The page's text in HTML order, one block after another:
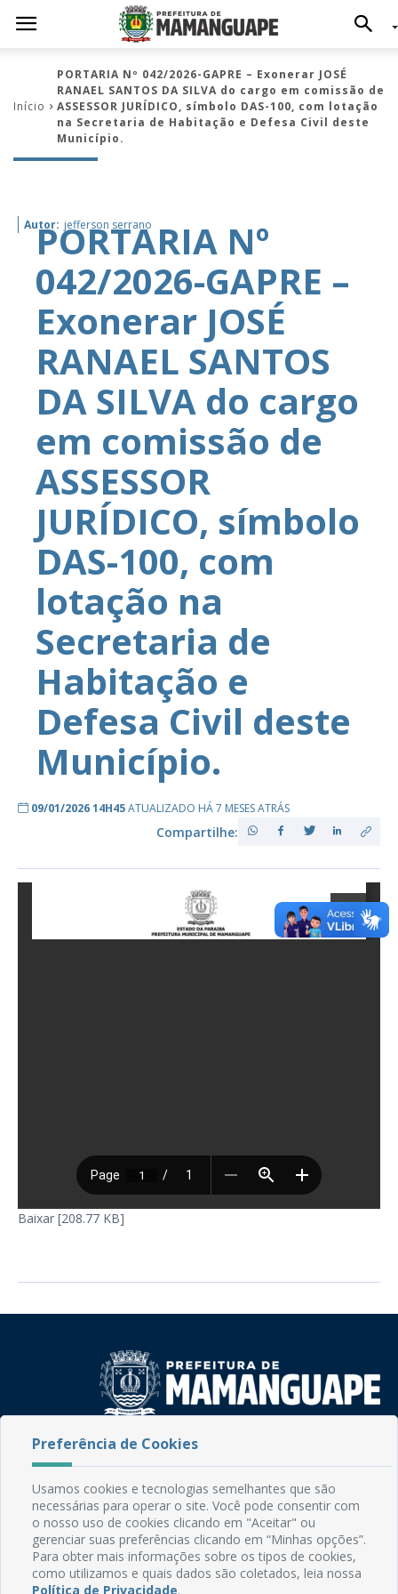
Início
PORTARIA Nº 042/2026-GAPRE – Exonerar JOSÉ
RANAEL SANTOS DA SILVA do cargo em comissão de
ASSESSOR JURÍDICO, símbolo DAS-100, com lotação
na Secretaria de Habitação e Defesa Civil deste
Município.
Autor: jefferson serrano
PORTARIA Nº
042/2026-GAPRE –
Exonerar JOSÉ
RANAEL SANTOS
DA SILVA do cargo
em comissão de
ASSESSOR
JURÍDICO, símbolo
DAS-100, com
lotação na
Secretaria de
Habitação e
Defesa Civil deste
Município.
09/01/2026 14H45ATUALIZADO HÁ 7 MESES ATRÁS
Compartilhe:
Baixar [208.77 KB]
Rua do Imperador, 78, Centro
CEP: 58.280-000 - Mamanguape/PB
Fone: (83) 3292-2246
Email: comunicacao@mamanguape.pb.gov.br
Expediente: Segunda à Sexta, das 08h às 13h
Mapa do Site
Perguntas frequentes
Preferência de Cookies
Usamos cookies e tecnologias semelhantes que são
necessárias para operar o site. Você pode consentir com
o nosso uso de cookies clicando em "Aceitar" ou
gerenciar suas preferências clicando em “Minhas opções”.
Para obter mais informações sobre os tipos de cookies,
como utilizamos e quais dados são coletados, leia nossa
Política de Privacidade.